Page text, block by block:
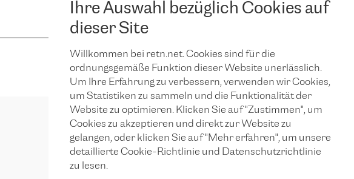
Ihre Auswahl bezüglich Cookies auf
dieser Site
Willkommen bei retn.net. Cookies sind für die
ordnungsgemäße Funktion dieser Website unerlässlich.
Um Ihre Erfahrung zu verbessern, verwenden wir Cookies,
um Statistiken zu sammeln und die Funktionalität der
Website zu optimieren. Klicken Sie auf "Zustimmen", um
Cookies zu akzeptieren und direkt zur Website zu
gelangen, oder klicken Sie auf "Mehr erfahren", um unsere
detaillierte Cookie-Richtlinie und Datenschutzrichtlinie
zu lesen.